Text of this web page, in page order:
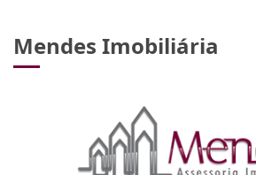
Mendes Imobiliária